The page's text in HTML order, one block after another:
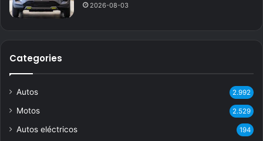
2026-08-03
Categories
Autos 2.992
Motos 2.529
Autos eléctricos 194